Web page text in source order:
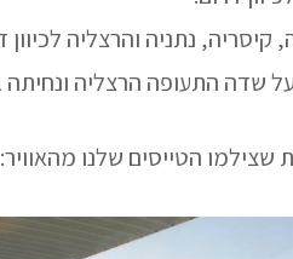
הטייסים שלנו מהאוויר: